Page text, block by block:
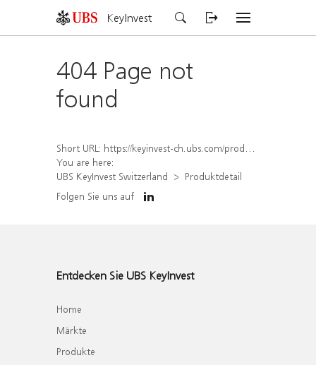
KeyInvest
404 Page not
found
Short URL: https://keyinvest-ch.ubs.com/produkt/detail/index/isin/CH1570355995
You are here:
UBS KeyInvest Switzerland
Produktdetail
Folgen Sie uns auf
Entdecken Sie UBS KeyInvest
Home
Märkte
Produkte